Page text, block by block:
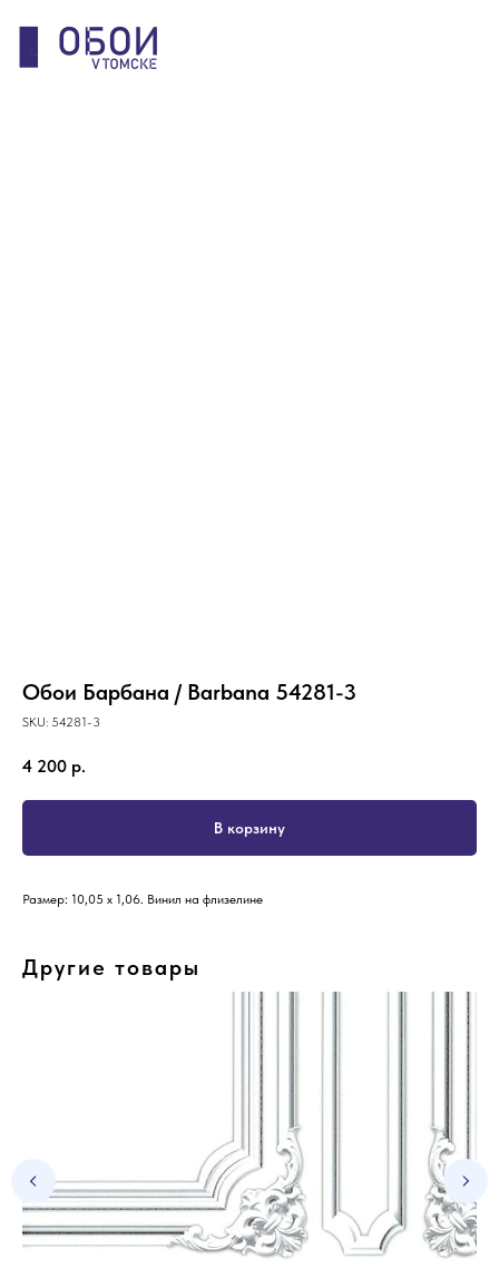
Обои Барбана / Barbana 54281-3
SKU: 54281-3
4 200 р.
В корзину
Размер: 10,05 х 1,06. Винил на флизелине
Другие товары